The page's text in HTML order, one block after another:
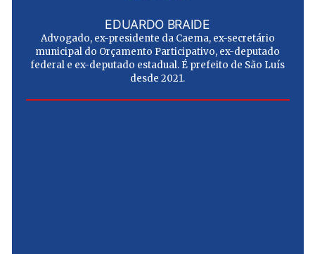
EDUARDO BRAIDE
Advogado, ex-presidente da Caema, ex-secretário
municipal do Orçamento Participativo, ex-deputado
federal e ex-deputado estadual. É prefeito de São Luís
desde 2021.